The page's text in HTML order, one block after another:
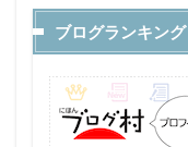
ブログランキング